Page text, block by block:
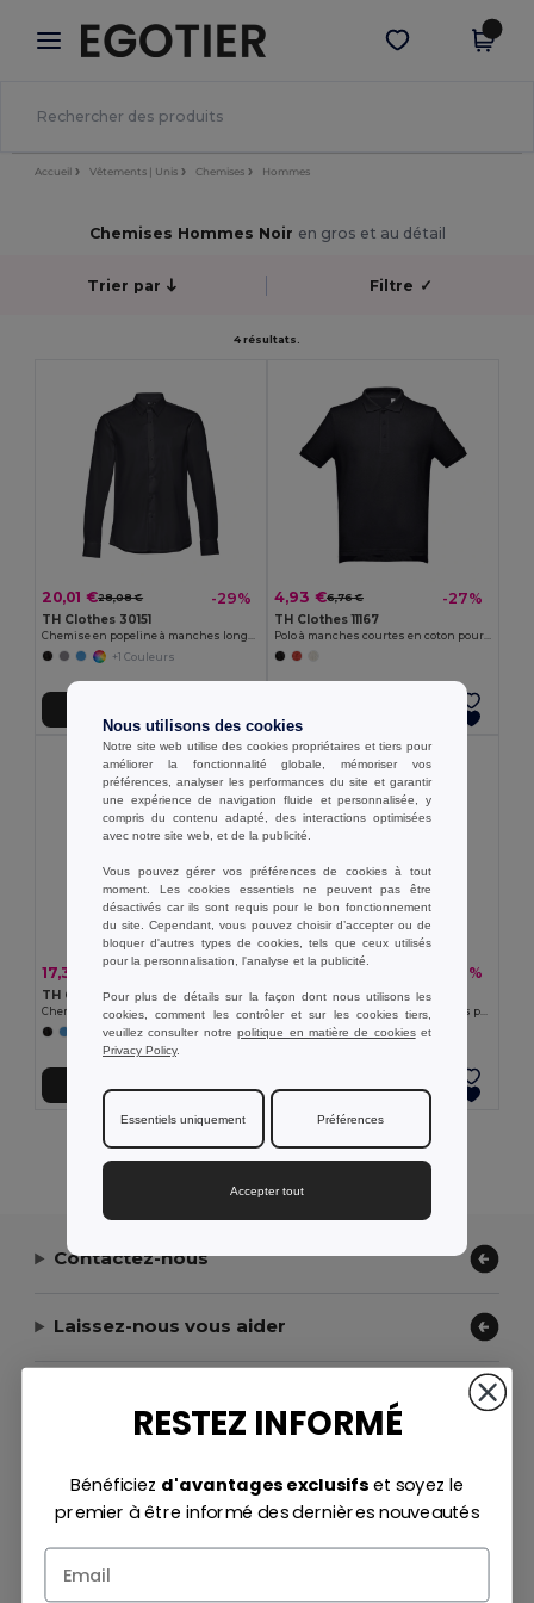
× Appli Egotier
Meilleurs prix sur l’app !
Obtenir l'appli
Accueil Vêtements | Unis Chemises Hommes
Chemises Hommes Noir en gros et au détail
Trier par Filtre ✓
4 résultats.
20,01 €28,08 € -29%
TH Clothes 30151
Chemise en popeline à manches longues pour hommes
+1 Couleurs
4,93 €6,76 € -27%
TH Clothes 11167
Polo à manches courtes en coton pour hommes
17,30 €
TH Clothes 30157
Chemise oxford à manches courtes pour homme
20,19 € -29%
TH Clothes 30153
+1 Couleurs
Affichage De Tous Les Produits.
Contactez-nous
Laissez-nous vous aider
Nous utilisons des cookies
Notre site web utilise des cookies propriétaires et tiers pour
améliorer la fonctionnalité globale, mémoriser vos
préférences, analyser les performances du site et garantir
une expérience de navigation fluide et personnalisée, y
compris du contenu adapté, des interactions optimisées
avec notre site web, et de la publicité.
Vous pouvez gérer vos préférences de cookies à tout
moment. Les cookies essentiels ne peuvent pas être
désactivés car ils sont requis pour le bon fonctionnement
du site. Cependant, vous pouvez choisir d’accepter ou de
bloquer d'autres types de cookies, tels que ceux utilisés
pour la personnalisation, l'analyse et la publicité.
Pour plus de détails sur la façon dont nous utilisons les
cookies, comment les contrôler et sur les cookies tiers,
veuillez consulter notrepolitique en matière de cookieset
Privacy Policy.
Essentiels uniquement Préférences
Accepter tout
RESTEZ INFORMÉ
Bénéficiez d'avantages exclusifset soyez le
premier à être informé des dernières nouveautés